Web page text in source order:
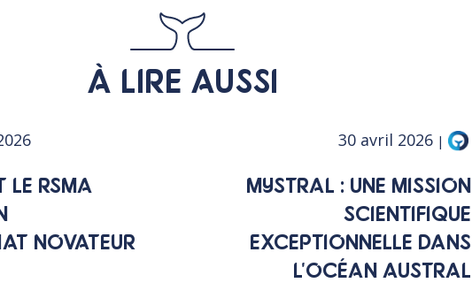
À LIRE AUSSI
LE RSMA
NOVATEUR
30 avril 2026 |
MYSTRAL : UNE MISSION
SCIENTIFIQUE
EXCEPTIONNELLE DANS
L'OCÉAN AUSTRAL